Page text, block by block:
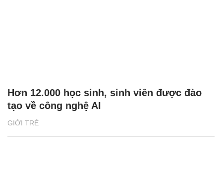
GIỚI TRẺ
Hơn 12.000 học sinh, sinh viên được đào
tạo về công nghệ AI